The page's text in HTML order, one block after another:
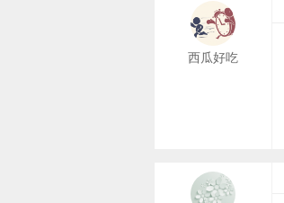
西瓜好吃